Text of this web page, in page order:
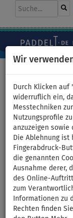
Wir
Durch Klicken
widerruflich ein,
Messtechniken
Nutzungsprofile
anzuzeigen sowie
Die Ablehnung ist
Fingerabdruck-
die genannten
Ausnahme derer,
des Online-
zum
Informationen zu
Rechten finden
Kajak
BIS
-10 %
VERSAND
GRATIS